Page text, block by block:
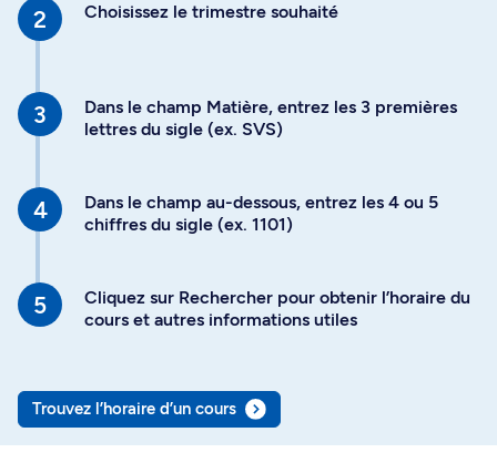
Choisissez le trimestre souhaité
Dans le champ Matière, entrez les 3 premières
lettres du sigle (ex. SVS)
Dans le champ au-dessous, entrez les 4 ou 5
chiffres du sigle (ex. 1101)
Cliquez sur Rechercher pour obtenir l’horaire du
cours et autres informations utiles
Trouvez l’horaire d’un cours